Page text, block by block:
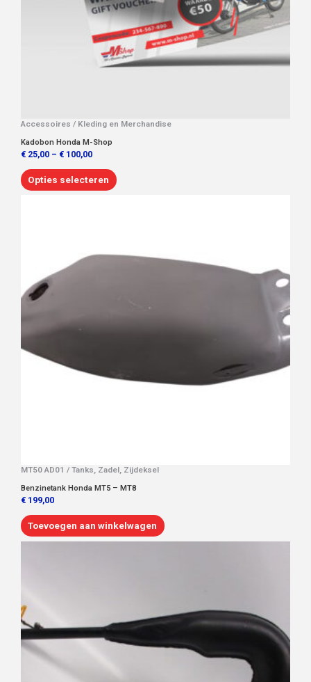
Accessoires / Kleding en Merchandise
Kadobon Honda M-Shop
€ 25,00 – € 100,00
Opties selecteren
MT50 AD01 / Tanks, Zadel, Zijdeksel
Benzinetank Honda MT5 – MT8
€ 199,00
Toevoegen aan winkelwagen